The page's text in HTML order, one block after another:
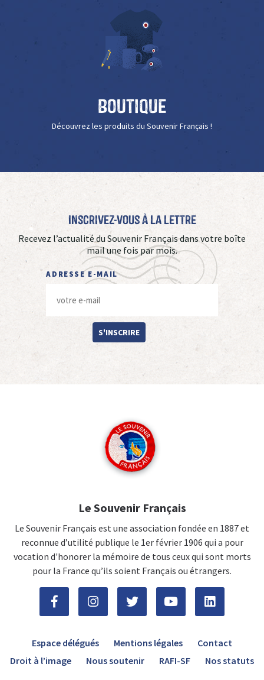
Boutique
Découvrez les produits du Souvenir Français !
Inscrivez-vous à La Lettre
Recevez l’actualité du Souvenir Français dans votre boîte
mail une fois par mois.
ADRESSE E-MAIL
S'INSCRIRE
Le Souvenir Français
Le Souvenir Français est une association fondée en 1887 et
reconnue d’utilité publique le 1er février 1906 qui a pour
vocation d'honorer la mémoire de tous ceux qui sont morts
pour la France qu’ils soient Français ou étrangers.
Espace délégués Mentions légales
Contact
Droit à l’image
Nous soutenir RAFI-SF Nos statuts